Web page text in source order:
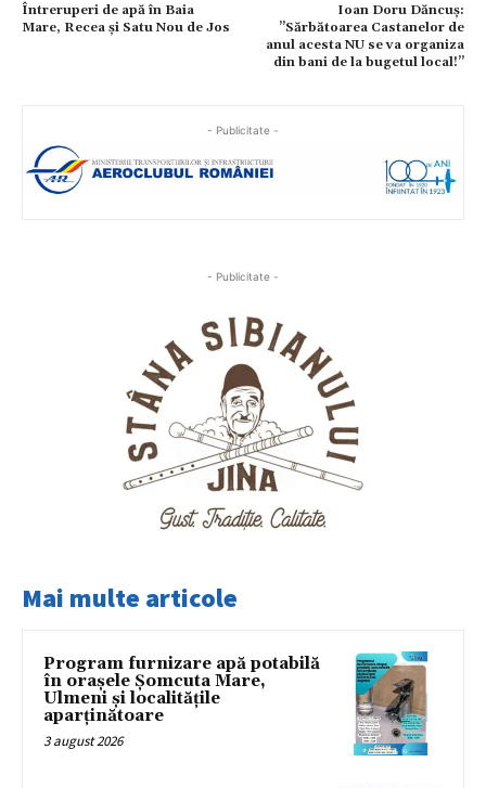
Întreruperi de apă în Baia
Mare, Recea și Satu Nou de Jos
Ioan Doru Dăncuș:
”Sărbătoarea Castanelor de
anul acesta NU se va organiza
din bani de la bugetul local!”
- Publicitate -
- Publicitate -
Mai multe articole
Program furnizare apă potabilă
în orașele Șomcuta Mare,
Ulmeni și localitățile
aparținătoare
3 august 2026